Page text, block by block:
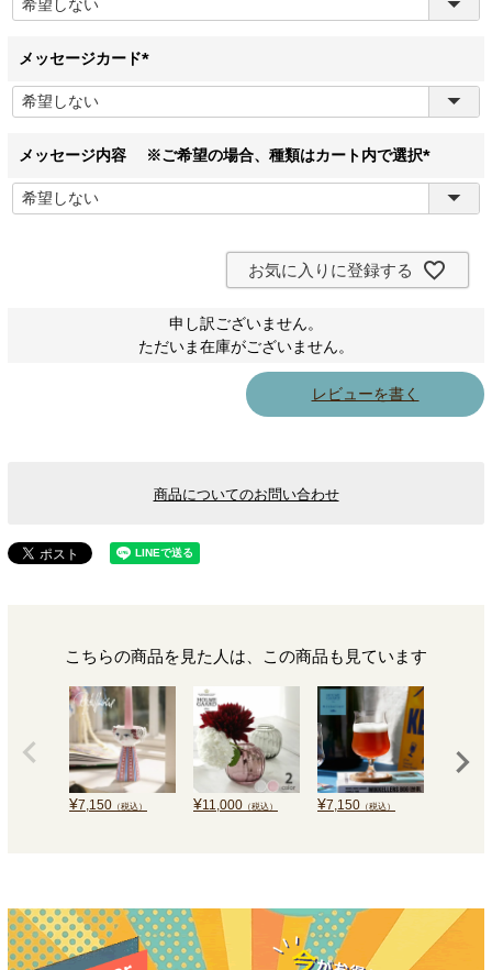
必
)
メッセージカード
(
メッセージ内容 ※ご希望の場合、種類はカート内で選択
(
)
お気に入りに登録する
申し訳ございません。
ただいま在庫がございません。
レビューを書く
商品についてのお問い合わせ
こちらの商品を見た人は、この商品も見ています
¥7,150 （税込） ¥11,000 （税込） ¥7,150 （税込）